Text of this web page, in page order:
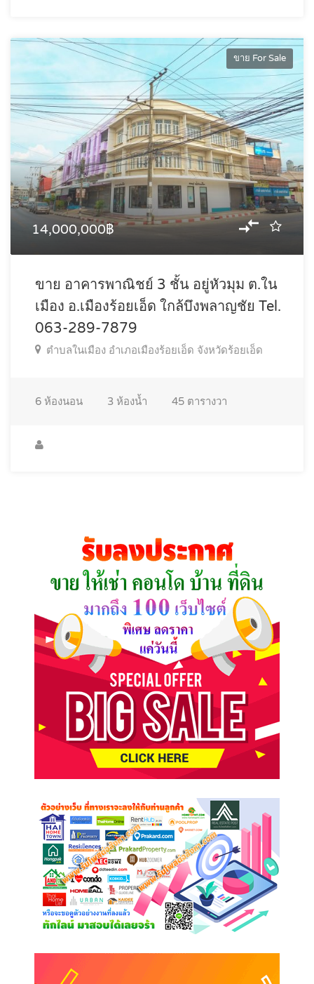
ขาย For Sale
14,000,000฿
ขาย อาคารพาณิชย์ 3 ชั้น อยู่หัวมุม ต.ใน
เมือง อ.เมืองร้อยเอ็ด ใกล้บึงพลาญชัย Tel.
063-289-7879
ตำบลในเมือง อำเภอเมืองร้อยเอ็ด จังหวัดร้อยเอ็ด
6 ห้องนอน 3 ห้องน้ำ 45 ตารางวา